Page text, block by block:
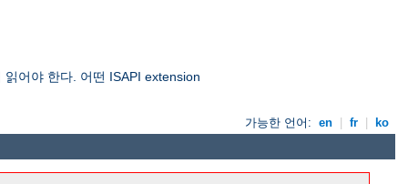
읽어야 한다. 어떤 ISAPI extension
가능한 언어: en fr ko